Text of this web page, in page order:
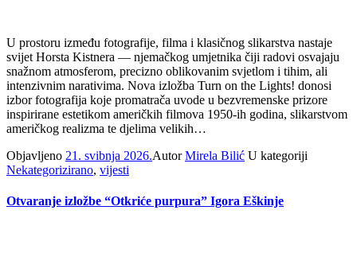
U prostoru između fotografije, filma i klasičnog slikarstva nastaje
svijet Horsta Kistnera — njemačkog umjetnika čiji radovi osvajaju
snažnom atmosferom, precizno oblikovanim svjetlom i tihim, ali
intenzivnim narativima. Nova izložba Turn on the Lights! donosi
izbor fotografija koje promatrača uvode u bezvremenske prizore
inspirirane estetikom američkih filmova 1950-ih godina, slikarstvom
američkog realizma te djelima velikih…
Objavljeno 21. svibnja 2026.AutorMirela Bilić U kategoriji
Nekategorizirano, vijesti
Otvaranje izložbe “Otkriće purpura” Igora Eškinje